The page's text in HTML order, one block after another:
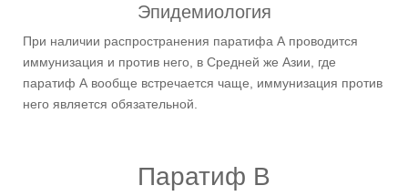
Эпидемиология
При наличии распространения паратифа А проводится
иммунизация и против него, в Средней же Азии, где
паратиф А вообще встречается чаще, иммунизация против
него является обязательной.
Паратиф В